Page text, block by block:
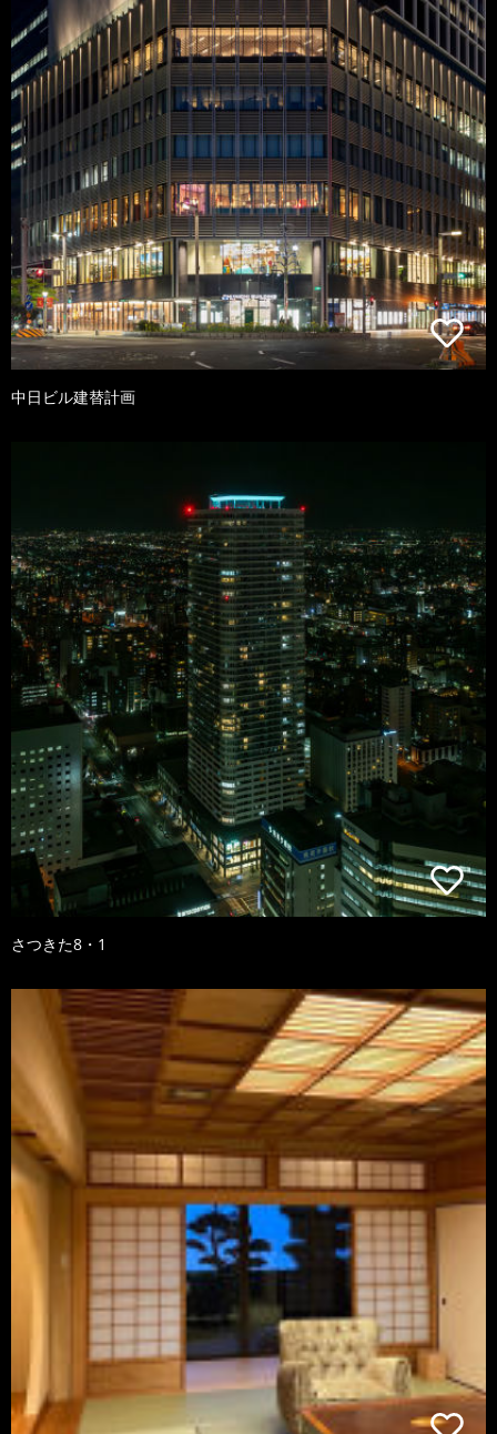
中日ビル建替計画
さつきた8・1